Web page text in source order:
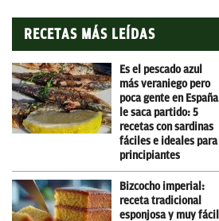
RECETAS MÁS LEÍDAS
Es el pescado azul
más veraniego pero
poca gente en España
le saca partido: 5
recetas con sardinas
fáciles e ideales para
principiantes
Bizcocho imperial:
receta tradicional
esponjosa y muy fácil